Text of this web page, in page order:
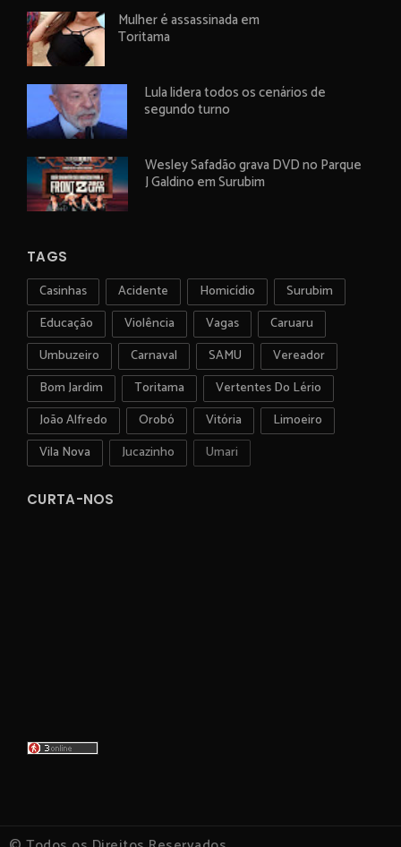
Mulher é assassinada em
Toritama
Lula lidera todos os cenários de
segundo turno
Wesley Safadão grava DVD no Parque
J Galdino em Surubim
TAGS
Casinhas Acidente Homicídio
Surubim
Educação
Violência Vagas
Caruaru
Umbuzeiro
Carnaval SAMU
Vereador
Bom Jardim
Toritama
Vertentes Do Lério
João Alfredo
Orobó Vitória
Limoeiro
Vila Nova
Jucazinho Umari
CURTA-NOS